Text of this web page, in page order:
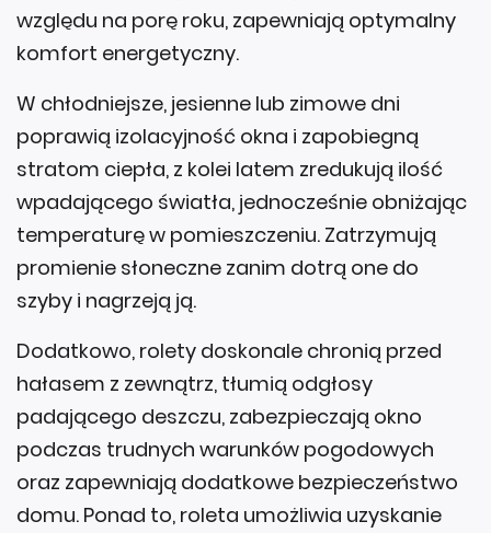
komfort energetyczny.
W chłodniejsze, jesienne lub zimowe dni
poprawią izolacyjność okna i zapobiegną
stratom ciepła, z kolei latem zredukują ilość
wpadającego światła, jednocześnie obniżając
temperaturę w pomieszczeniu. Zatrzymują
promienie słoneczne zanim dotrą one do
szyby i nagrzeją ją.
Dodatkowo, rolety doskonale chronią przed
hałasem z zewnątrz, tłumią odgłosy
padającego deszczu, zabezpieczają okno
podczas trudnych warunków pogodowych
oraz zapewniają dodatkowe bezpieczeństwo
domu. Ponad to, roleta umożliwia uzyskanie
efektu zaciemnienia w dzień, co może być